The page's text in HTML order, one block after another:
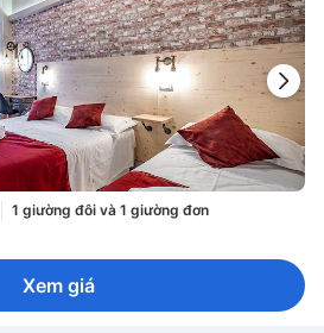
1 giường đôi và 1 giường đơn
Xem giá